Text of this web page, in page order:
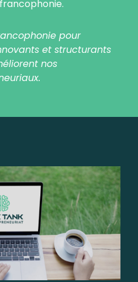
pour
et structurants
nos